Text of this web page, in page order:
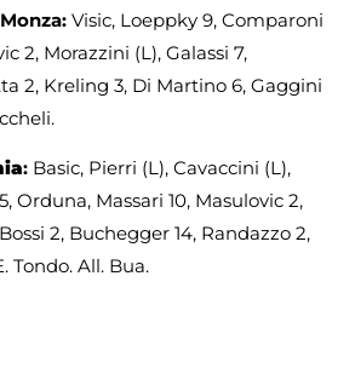
Visic, Loeppky 9, Comparoni
2, Morazzini (L), Galassi 7,
2, Kreling 3, Di Martino 6, Gaggini
: Basic, Pierri (L), Cavaccini (L),
Orduna, Massari 10, Masulovic 2,
2, Buchegger 14, Randazzo 2,
Tondo. All. Bua.